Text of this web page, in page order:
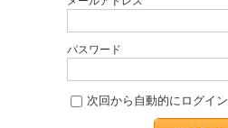
パスワード
次回から自動的にログイン